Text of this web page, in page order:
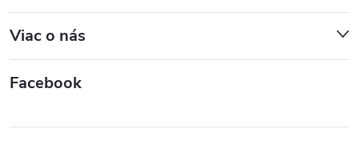
Viac o nás
Facebook